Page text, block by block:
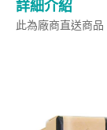
詳細介紹
此為廠商直送商